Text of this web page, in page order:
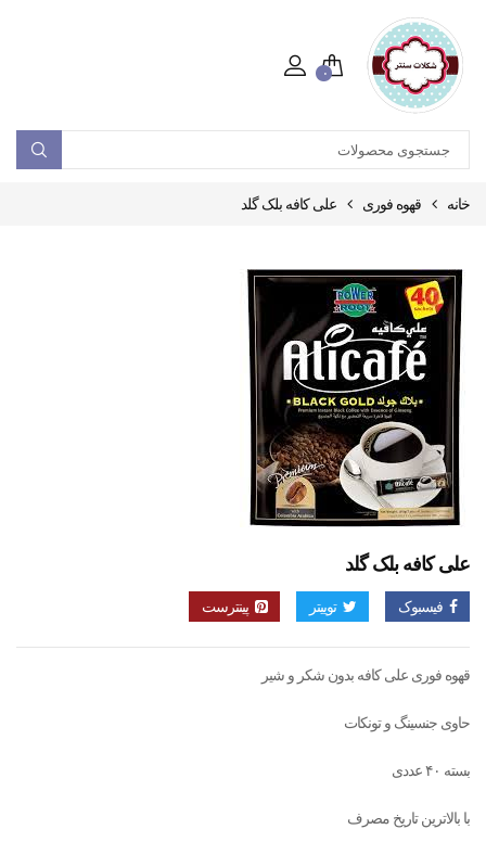
۰
خانه قهوه فوری علی کافه بلک گلد
علی کافه بلک گلد
فیسبوک توییتر پینترست
قهوه فوری علی کافه بدون شکر و شیر
حاوی جنسینگ و تونکات
بسته ۴۰ عددی
با بالاترین تاریخ مصرف